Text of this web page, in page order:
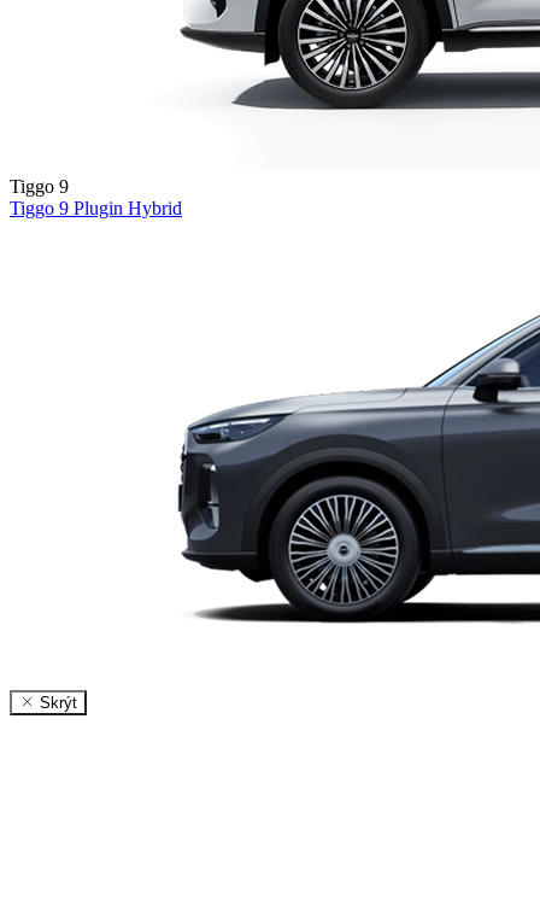
Tiggo 9
Tiggo 9 Plugin Hybrid
Skrýt